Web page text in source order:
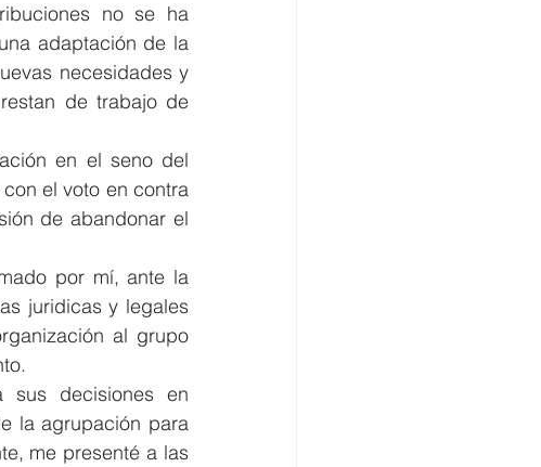
no se ha
adaptación de la
necesidades y
de trabajo de
en el seno del
el voto en contra
de abandonar el
por mí, ante la
juridicas y legales
al grupo
sus decisiones en
la agrupación para
me presenté a las